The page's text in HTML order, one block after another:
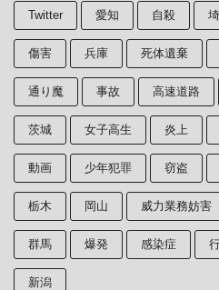
Twitter 愛知 自殺
傷害 兵庫 死体遺棄
通り魔 事故 高速道路
茨城 女子高生 炎上
動画 少年犯罪 窃盗
栃木 岡山 威力業務妨害
群馬 爆発 感染症
新潟